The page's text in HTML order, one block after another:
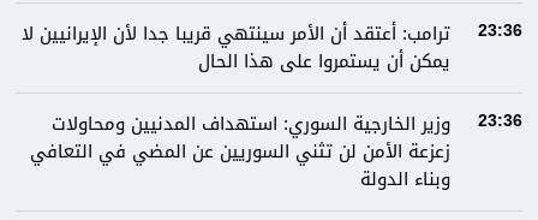
23:36
ترامب: أعتقد أن الأمر سينتهي قريبا جدا لأن الإيرانيين لا
يمكن أن يستمروا على هذا الحال
23:36
وزير الخارجية السوري: استهداف المدنيين ومحاولات
زعزعة الأمن لن تثني السوريين عن المضي في التعافي
وبناء الدولة